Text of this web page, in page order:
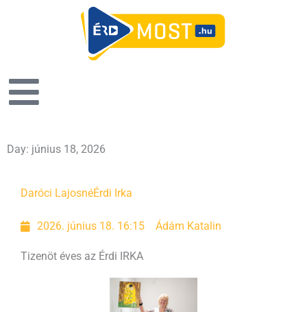
Day: június 18, 2026
Daróci LajosnéÉrdi Irka
2026. június 18. 16:15 Ádám Katalin
Tizenöt éves az Érdi IRKA